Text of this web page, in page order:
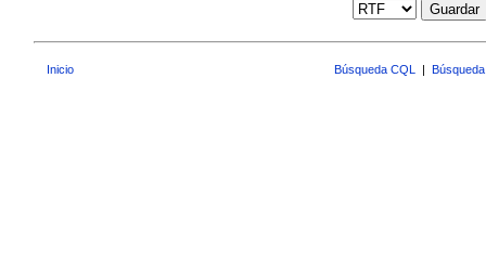
Guardar
Inicio Búsqueda CQL